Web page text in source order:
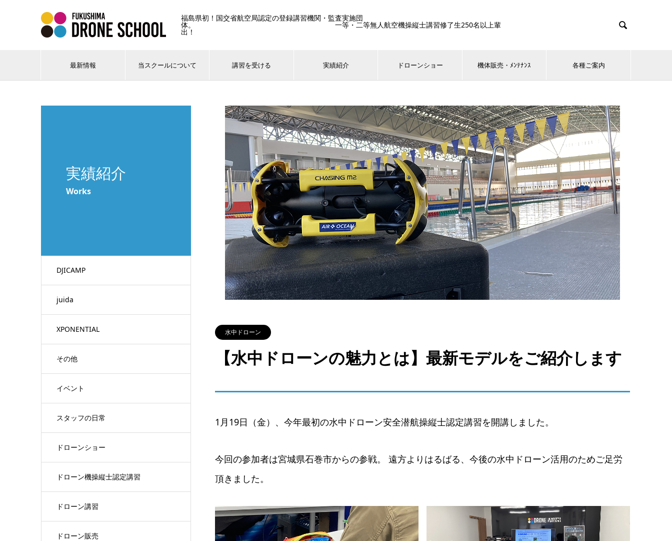
福島県初！国交省航空局認定の登録講習機関・監査実施団
体。 一等・二等無人航空機操縦士講習修了生250名以上輩
出！

最新情報 当スクールについて 講習を受ける 実績紹介 ドローンショー 機体販売・ﾒﾝﾃﾅﾝｽ 各種ご案内
実績紹介
Works
DJICAMP
juida
XPONENTIAL
その他
イベント
スタッフの日常
ドローンショー
ドローン機操縦士認定講習
ドローン講習
ドローン販売
水中ドローン
【水中ドローンの魅力とは】最新モデルをご紹介します
1月19日（金）、今年最初の水中ドローン安全潜航操縦士認定講習を開講しました。
今回の参加者は宮城県石巻市からの参戦。 遠方よりはるばる、今後の水中ドローン活用のためご足労
頂きました。